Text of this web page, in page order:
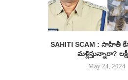
SAHITI SCAM : సాహితీ
మళ్లిస్తున్నారా?
May 24, 2024